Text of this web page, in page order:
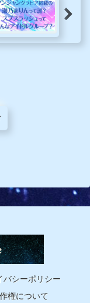
バシーポリシー
権について